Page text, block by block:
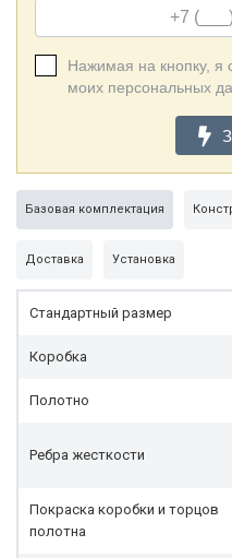
Нажимая на кнопку, я
моих персональных
Базовая комплектация
Доставка Установка
Стандартный размер
Коробка
Полотно
Ребра жесткости
Покраска коробки и торцов
полотна